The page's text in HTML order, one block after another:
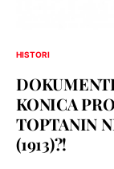
HISTORI
KONICA
TOPTANIN
(1913)?!